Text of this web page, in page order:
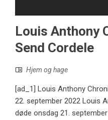
Louis Anthony
Send Cordele
Hjem og hage
[ad_1] Louis Anthony
22. september 2022 Louis
døde onsdag 21.